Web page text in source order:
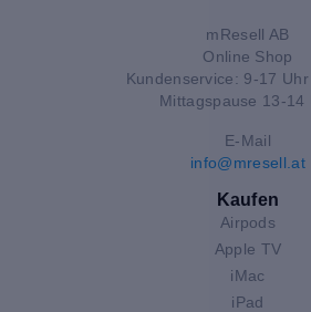
mResell AB
Online Shop
Kundenservice: 9-17
Mittagspause 13-14
E-Mail
info@mresell.at
Kaufen
Airpods
Apple TV
iMac
iPad